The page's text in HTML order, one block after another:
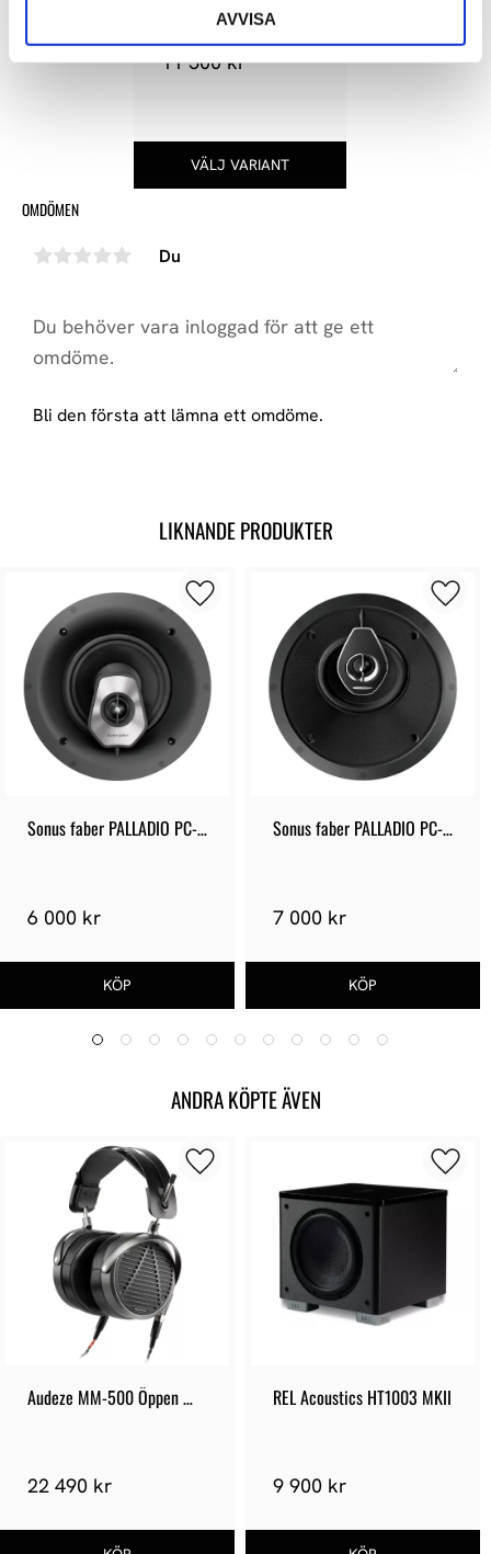
AVVISA
OMDÖMEN
Du
Bli den första att lämna ett omdöme.
11 500kr
LIKNANDE PRODUKTER
Sonus faber PALLADIO PC-
6 000 kr
Sonus faber PALLADIO PC-
7 000 kr
ANDRA KÖPTE ÄVEN
Audeze MM-500 Öppen
22 490 kr
REL Acoustics HT1003 MKII
9 900 kr